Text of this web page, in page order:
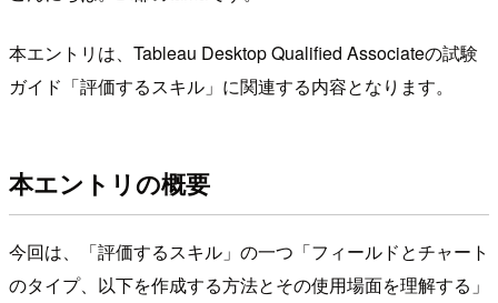
本エントリは、Tableau Desktop Qualified Associateの試験
ガイド「評価するスキル」に関連する内容となります。
本エントリの概要
今回は、「評価するスキル」の一つ「フィールドとチャート
のタイプ、以下を作成する方法とその使用場面を理解する」